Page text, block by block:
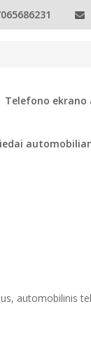
Telefono ekrano
priedai Kita
automobilinis